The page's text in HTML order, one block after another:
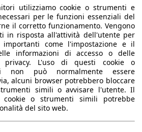
5
-
freni) -
freni)
1100 kg
288 - 923 l
102 g/km (komb.)
4.7 l/100km
utilizziamo cookie o strumenti e
per le funzioni essenziali del
il corretto funzionamento. Vengono
in risposta all'attività dell'utente per
come l'impostazione e il
informazioni di accesso o delle
privacy. L'uso di questi cookie o
non può normalmente essere
alcuni browser potrebbero bloccare
simili o avvisare l'utente. Il
o strumenti simili potrebbe
del sito web.